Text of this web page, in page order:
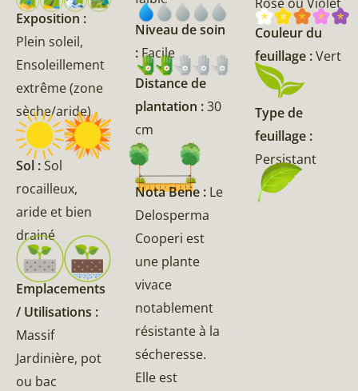
Exposition :
Plein soleil,
Ensoleillement
extrême (zone
sèche/aride)
Sol :Sol
rocailleux,
aride et bien
drainé
Emplacements
/ Utilisations :
Massif
Jardinière, pot
ou bac
Niveau de soin
: Facile
Distance de
plantation :30
cm
Nota Bene : Le
Delosperma
Cooperi est
une plante
vivace
notablement
résistante à la
sécheresse.
Elle est
Couleur du
feuillage :Vert
Type de
feuillage :
Persistant